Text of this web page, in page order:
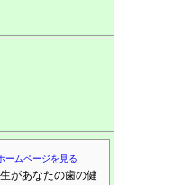
ームページを見る
があなたの歯の健